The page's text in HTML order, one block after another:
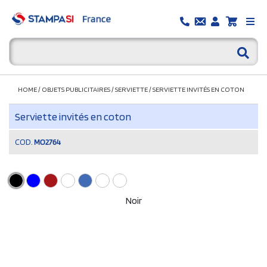
HOME/ OBJETS PUBLICITAIRES/SERVIETTE/SERVIETTE INVITÉS EN COTON
Serviette invités en coton
COD. MO2764
Noir